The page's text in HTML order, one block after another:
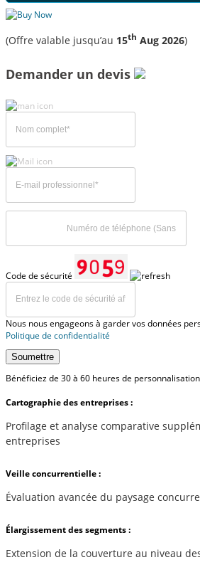
(Offre valable jusqu’au 15th Aug 2026)
Demander un devis
Code de sécurité
Nous nous engageons à garder vos données
Politique de confidentialité
Soumettre
Bénéficiez de 30 à 60 heures de
Cartographie des entreprises :
Profilage et analyse comparative
entreprises
Veille concurrentielle :
Évaluation avancée du paysage
Élargissement des segments :
Extension de la couverture au niveau